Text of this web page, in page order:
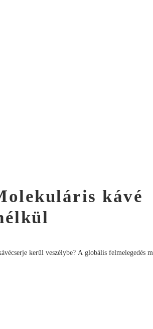
kávé
kerül veszélybe? A globális felmelegedés